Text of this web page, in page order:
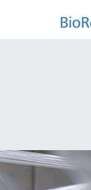
Inhalt